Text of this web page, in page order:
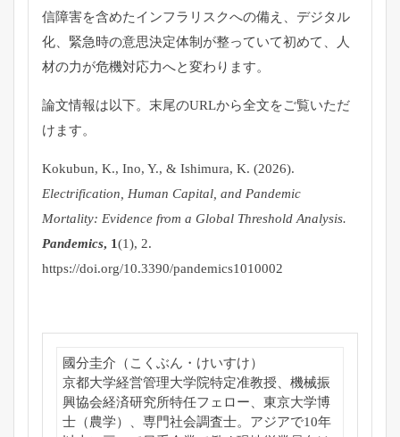
信障害を含めたインフラリスクへの備え、デジタル
化、緊急時の意思決定体制が整っていて初めて、人
材の力が危機対応力へと変わります。
論文情報は以下。末尾のURLから全文をご覧いただ
けます。
Kokubun, K., Ino, Y., & Ishimura, K. (2026).
Electrification, Human Capital, and Pandemic
Mortality: Evidence from a Global Threshold Analysis.
Pandemics, 1(1), 2.
https://doi.org/10.3390/pandemics1010002
國分圭介（こくぶん・けいすけ）
京都大学経営管理大学院特定准教授、 機械振
興協会経済研究所特任フェロー、東京大学博
士（農学）、 専門社会調査士。 アジアで10年